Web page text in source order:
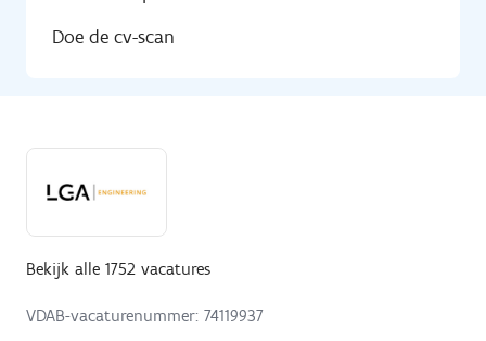
Doe de cv-scan
Bekijk alle 1752 vacatures
VDAB-vacaturenummer: 74119937